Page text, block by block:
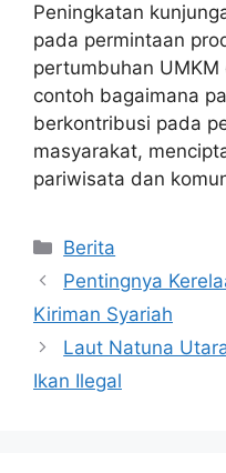
Peningkatan
pada permintaan
pertumbuhan
contoh bagaimana
berkontribusi pada
masyarakat,
pariwisata dan
Kategori
Berita
Pentingnya
Kiriman Syariah
Laut Natuna
Ikan Ilegal